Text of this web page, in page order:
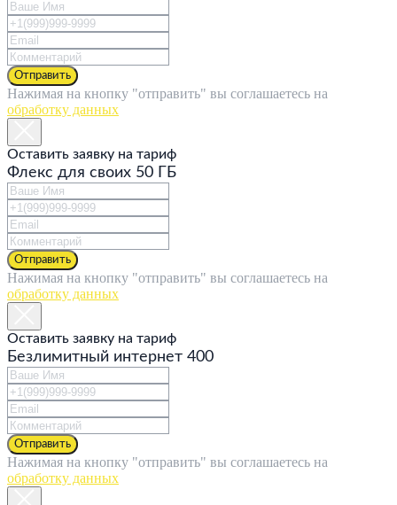
Отправить
Нажимая на кнопку "отправить" вы соглашаетесь на
обработку данных
Оставить заявку на тариф
Флекс для своих 50 ГБ
Отправить
Нажимая на кнопку "отправить" вы соглашаетесь на
обработку данных
Оставить заявку на тариф
Безлимитный интернет 400
Отправить
Нажимая на кнопку "отправить" вы соглашаетесь на
обработку данных